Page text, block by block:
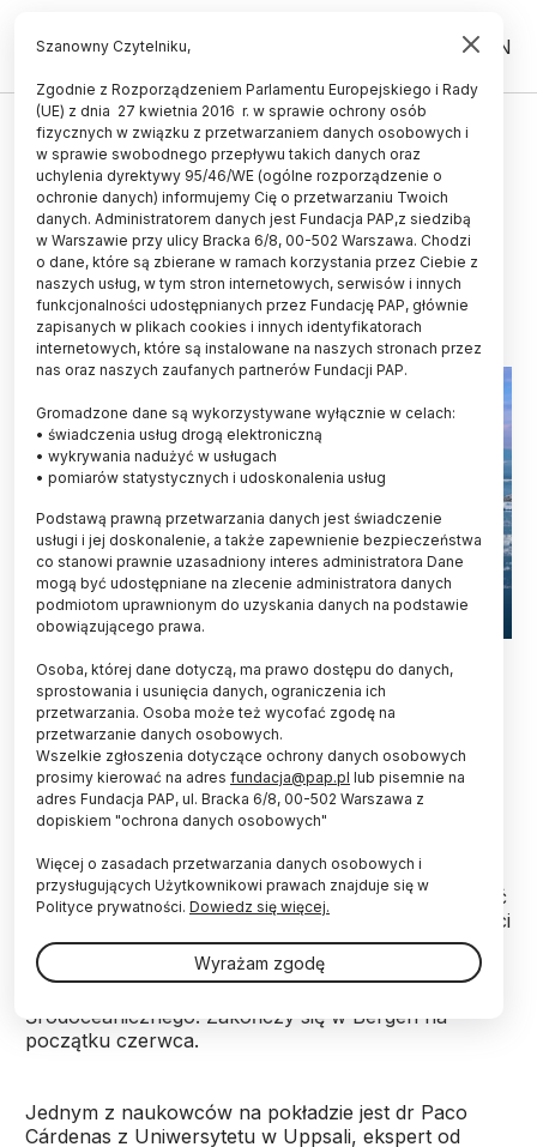
PL EN
ŚWIAT
Norwegia/ Naukowcy zbadają
arktyczne głębiny z pomocą
robotów
08.05.2026
aktualizacja: 08.05.2026
2 minuty czytania
W piątek międzynarodowy zespół naukowców
wyrusza z Irlandii na miesięczną ekspedycję w
arktyczne głębiny. Jej celem jest zbadanie dna
Oceanu Arktycznego między Norwegią a
Grenlandią, gdzie mogą występować nieznane
dotąd gatunki organizmów głębinowych.
Naukowcy użyją podwodnych robotów, by filmować
życie na dnie oceanu i pobierać próbki na głębokości
do 3000 metrów. Wyprawa ma objąć rejon Grzbietu
Mohna i Grzbietu Knipowicza, podmorskich pasm
Śródoceanicznego. Zakończy się w Bergen na
początku czerwca.
Jednym z naukowców na pokładzie jest dr Paco
Cárdenas z Uniwersytetu w Uppsali, ekspert od
Szanowny Czytelniku,
Zgodnie z Rozporządzeniem Parlamentu Europejskiego i Rady
(UE) z dnia 27 kwietnia 2016 r. w sprawie ochrony osób
fizycznych w związku z przetwarzaniem danych osobowych i
w sprawie swobodnego przepływu takich danych oraz
uchylenia dyrektywy 95/46/WE (ogólne rozporządzenie o
ochronie danych) informujemy Cię o przetwarzaniu Twoich
danych. Administratorem danych jest Fundacja PAP,z siedzibą
w Warszawie przy ulicy Bracka 6/8, 00-502 Warszawa. Chodzi
o dane, które są zbierane w ramach korzystania przez Ciebie z
naszych usług, w tym stron internetowych, serwisów i innych
funkcjonalności udostępnianych przez Fundację PAP, głównie
zapisanych w plikach cookies i innych identyfikatorach
internetowych, które są instalowane na naszych stronach przez
nas oraz naszych zaufanych partnerów Fundacji PAP.
Gromadzone dane są wykorzystywane wyłącznie w celach:
• świadczenia usług drogą elektroniczną
• wykrywania nadużyć w usługach
• pomiarów statystycznych i udoskonalenia usług
Podstawą prawną przetwarzania danych jest świadczenie
usługi i jej doskonalenie, a także zapewnienie bezpieczeństwa
co stanowi prawnie uzasadniony interes administratora Dane
mogą być udostępniane na zlecenie administratora danych
podmiotom uprawnionym do uzyskania danych na podstawie
obowiązującego prawa.
Osoba, której dane dotyczą, ma prawo dostępu do danych,
sprostowania i usunięcia danych, ograniczenia ich
przetwarzania. Osoba może też wycofać zgodę na
przetwarzanie danych osobowych.
Wszelkie zgłoszenia dotyczące ochrony danych osobowych
prosimy kierować na adres fundacja@pap.pl lub pisemnie na
adres Fundacja PAP, ul. Bracka 6/8, 00-502 Warszawa z
dopiskiem "ochrona danych osobowych"
Więcej o zasadach przetwarzania danych osobowych i
przysługujących Użytkownikowi prawach znajduje się w
Polityce prywatności. Dowiedz się więcej.
Wyrażam zgodę